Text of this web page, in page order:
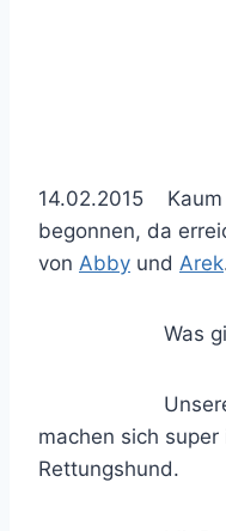
14.02.2015 Kaum
begonnen, da
von Abby und Arek
Was gibt es
Unsere
machen sich
Rettungshund.